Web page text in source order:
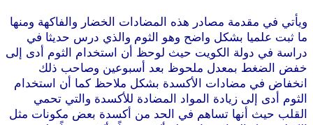
ويأتي في مقدمة مصادر هذه المضادات الخضار والفاكهة ومنها
ما ثبت علميا بشكل واضح وهو الثوم والذي درس حديثا في
دراسة في دولة الكويت حيث لوحظ أن استخدام الثوم أدى إلى
خفض الضغط بمعدل ملحوظ بعد أسبوعين وصاحب ذلك
انخفاض في مضادات الأكسدة بشكل ملاحظ كما أن استخدام
الثوم أدى إلى زيادة المواد المضادة للأكسدة والتي تحمي
القلب حيث أنها تساهم في الحد من أكسدة بعض مكونات مثل